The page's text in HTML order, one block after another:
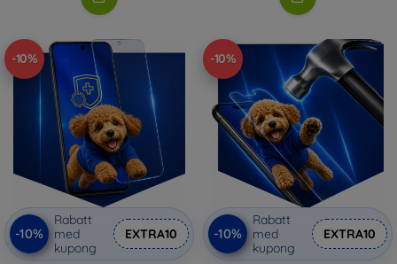
-10%
-10%
Rabatt
med
kupong
EXTRA10
-10%
-10%
Rabatt
med
kupong
EXTRA10